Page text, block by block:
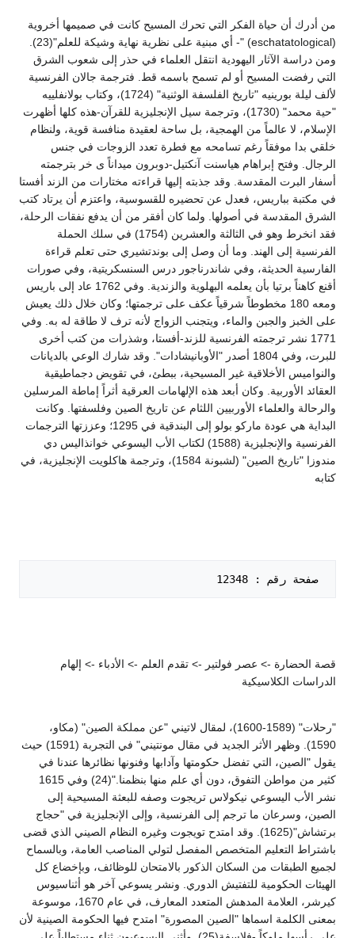
من أدرك أن حياة الفكر التي تحرك المسيح كانت في صميمها أخروية
(eschatatological) "- أي مبنية على نظرية نهاية وشيكة للعلم"(23).
ومن دراسة الآثار اليهودية انتقل العلماء في حذر إلى شعوب الشرق
التي رفضت المسيح أو لم تسمح باسمه قط. فترجمة جالان الفرنسية
لألف ليلة بورينيه "تاريخ الفلسفة الوثنية" (1724)، وكتاب بولانفلييه
"حية محمد" (1730)، وترجمة سيل الإنجليزية للقرآن-هذه كلها أظهرت
الإسلام، لا عالماً من الهمجية، بل ساحة لعقيدة منافسة قوية، ولنظام
خلقي بدا موفقاً رغم تسامحه مع فطرة تعدد الزوجات في جنس
الرجال. وفتح إبراهام هياسنت آنكتيل-دوبرون ميداناً ى خر بترجمته
أسفار البرت المقدسة. وقد جذبته إليها قراءته مختارات من الزند أفستا
في مكتبة بباريس، فعدل عن تحضيره للقسوسية، واعتزم أن يرتاد كتب
الشرق المقدسة في أصولها. ولما كان أفقر من أن يدفع نفقات الرحلة،
فقد انخرط وهو في الثالثة والعشرين (1754) في سلك الحملة
الفرنسية إلى الهند. وما أن وصل إلى بوندتشيري حتى تعلم قراءة
الفارسية الحديثة، وفي شاندرناجور درس السنسكريتية، وفي صورات
أقنع كاهناً برتيا بأن يعلمه البهلوية والزندية. وفي 1762 عاد إلى باريس
ومعه 180 مخطوطاً شرقياً عكف على ترجمتها؛ وكان خلال ذلك يعيش
على الخبز والجبن والماء، ويتجنب الزواج لأنه ترف لا طاقة له به. وفي
1771 نشر ترجمته الفرنسية للزند-أفستا، وشذرات من كتب أخرى
للبرت، وفي 1804 أصدر "الأوبانيشادات". وقد شارك الوعي بالديانات
والنواميس الأخلاقية غير المسيحية، ببطئ، في تقويض دجماطيقية
العقائد الأوربية. وكان أبعد هذه الإلهامات العرقية أثراً إماطة المرسلين
والرحالة والعلماء الأوربيين اللثام عن تاريخ الصين وفلسفتها. وكانت
البداية هي عودة ماركو بولو إلى البندقية في 1295؛ وعززتها الترجمات
الفرنسية والإنجليزية (1588) لكتاب الأب اليسوعي خوانذاليس دي
مندوزا "تاريخ الصين" (لشبونة 1584)، وترجمة هاكلويت الإنجليزية، في
كتابه
صفحة رقم : 12348
قصة الحضارة -> عصر فولتير -> تقدم العلم -> الأدباء -> إلهام
الدراسات الكلاسيكية
"رحلات" (1589-1600)، لمقال لاتيني "عن مملكة الصين" (مكاو،
1590). وظهر الأثر الجديد في مقال مونتيني" في التجربة (1591) حيث
يقول "الصين، التي تفضل حكومتها وآدابها وفنونها نظائرها عندنا في
كثير من مواطن التفوق، دون أي علم منها بنظمنا."(24) وفي 1615
نشر الأب اليسوعي نيكولاس تريجوت وصفه للبعثة المسيحية إلى
الصين، وسرعان ما ترجم إلى الفرنسية، وإلى الإنجليزية في "حجاج
برتشاش"(1625). وقد امتدح تويجوت وغيره النظام الصيني الذي قضى
باشتراط التعليم المتخصص المفصل لتولي المناصب العامة، وبالسماح
لجميع الطبقات من السكان الذكور بالامتحان للوظائف، وبإخضاع كل
الهيئات الحكومية للتفتيش الدوري. ونشر يسوعي آخر هو أثناسيوس
كيرشر، العلامة المدهش المتعدد المعارف، في عام 1670، موسوعة
بمعنى الكلمة اسماها "الصين المصورة" امتدح فيها الحكومة الصينية لأن